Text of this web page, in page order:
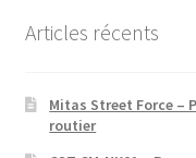
Articles récents
Mitas Street Force –
routier